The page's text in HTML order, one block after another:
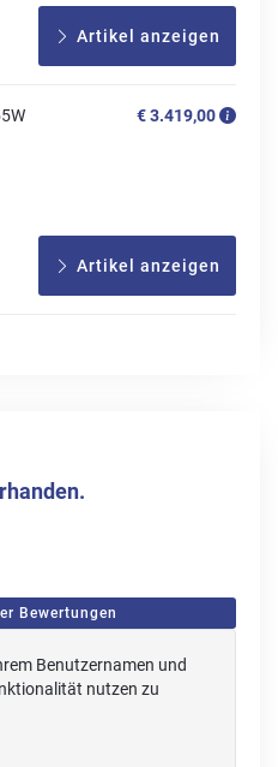
Artikel anzeigen
€ 3.419,00
Artikel anzeigen
Bewertungen
Benutzernamen und
nutzen zu